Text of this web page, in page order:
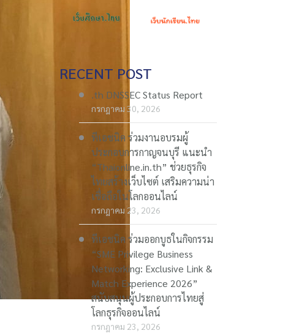
RECENT POST
.th DNSSEC Status Report
กรกฎาคม 30, 2026
ทีเอชนิค ร่วมงานอบรมผู้
ประกอบการกาญจนบุรี แนะนำ
“Thaionline.in.th” ช่วยธุรกิจ
ไทยสร้างเว็บไซต์ เสริมความน่า
เชื่อถือในโลกออนไลน์
กรกฎาคม 23, 2026
ทีเอชนิค ร่วมออกบูธในกิจกรรม
“SME Privilege Business
Networking: Exclusive Link &
Match Experience 2026”
สนับสนุนผู้ประกอบการไทยสู่
โลกธุรกิจออนไลน์
กรกฎาคม 23, 2026